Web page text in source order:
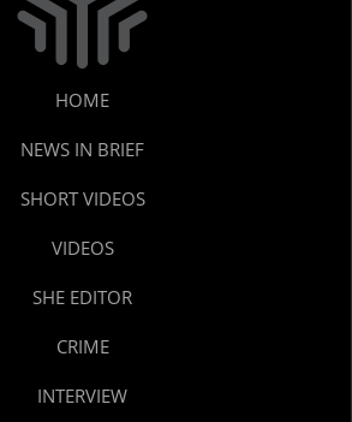
HOME
NEWS IN BRIEF
SHORT VIDEOS
VIDEOS
SHE EDITOR
CRIME
INTERVIEW